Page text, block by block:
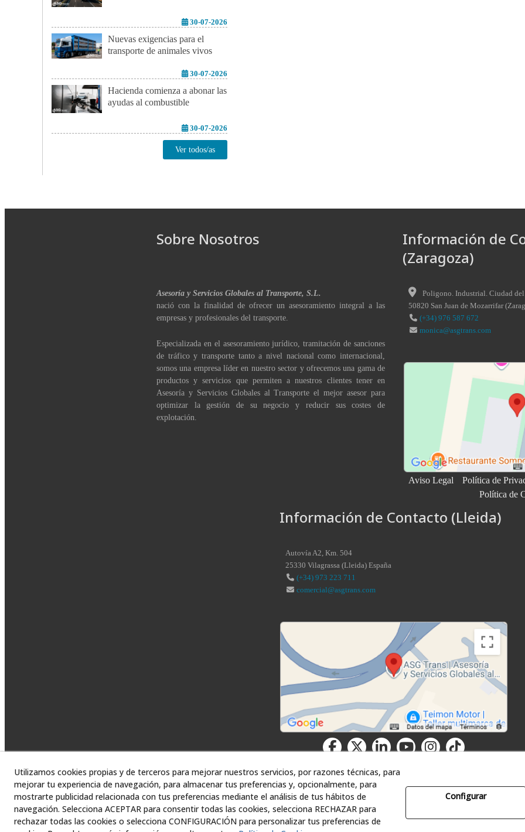
30-07-2026
Nuevas exigencias para el
transporte de animales vivos
30-07-2026
Hacienda comienza a abonar las
ayudas al combustible
30-07-2026
Ver todos/as
Sobre Nosotros
Asesoría y Servicios Globales al Transporte, S.L.
nació con la finalidad de ofrecer un asesoramiento integral a las
empresas y profesionales del transporte.
Especializada en el asesoramiento jurídico, tramitación de sanciones
de tráfico y transporte tanto a nivel nacional como internacional,
somos una empresa líder en nuestro sector y ofrecemos una gama de
productos y servicios que permiten a nuestros clientes tener en
Asesoría y Servicios Globales al Transporte el mejor asesor para
optimizar la gestión de su negocio y reducir sus costes de
explotación.
Información de
(Zaragoza)
Poligono. Industrial. Ciudad
50820 San Juan de Mozarrifar(
(+34) 976 587 672
monica@asgtrans.com
Aviso Legal Política de
Política de
Información de Contacto (Lleida)
Autovía A2, Km. 504
25330 Vilagrassa (Lleida) España
(+34) 973 223 711
comercial@asgtrans.com
© 08/2026 Asesoría y Servicios Globales al Transporte, S.L. - Todos los derechos
Utilizamos cookies propias y de terceros para mejorar nuestros servicios, por razones técnicas, para
mejorar tu experiencia de navegación, para almacenar tus preferencias y, opcionalmente, para
mostrarte publicidad relacionada con tus preferencias mediante el análisis de tus hábitos de
navegación. Selecciona ACEPTAR para consentir todas las cookies, selecciona RECHAZAR para
rechazar todas las cookies o selecciona CONFIGURACIÓN para personalizar tus preferencias de
Configurar